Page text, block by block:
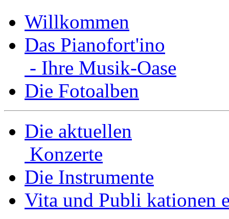
Willkommen
Das Pianofort'ino
- Ihre Musik-Oase
Die Fotoalben
Die aktuellen
Konzerte
Die Instrumente
Vita und Publi­ kationen